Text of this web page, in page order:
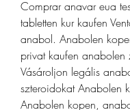
Comprar anavar eua
tabletten kur kaufen
anabol. Anabolen
privat kaufen
Vásároljon legális
szteroidokat Anabolen
Anabolen kopen,